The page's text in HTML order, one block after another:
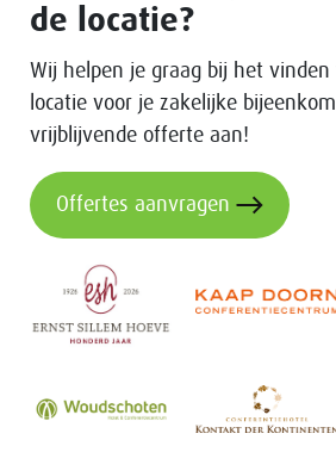
de locatie?
Wij helpen je graag bij het
locatie voor je zakelijke
vrijblijvende offerte aan!
Offertes aanvragen